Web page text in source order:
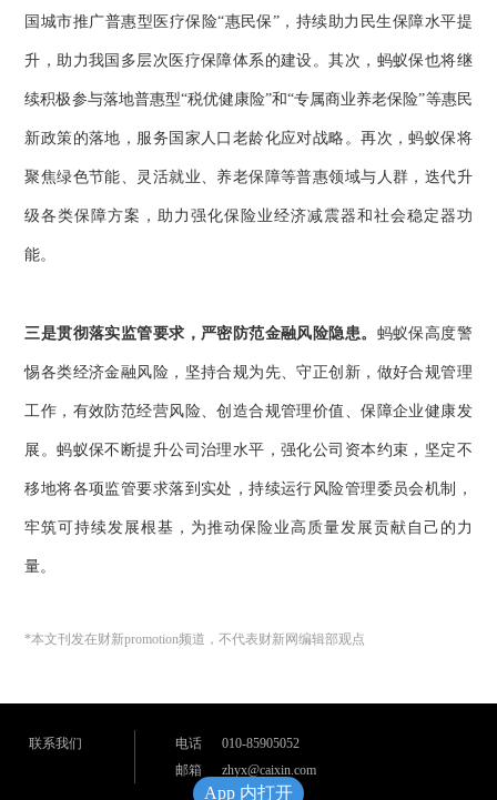
国城市推广普惠型医疗保险“惠民保”，持续助力民生保障水平提
升，助力我国多层次医疗保障体系的建设。其次，蚂蚁保也将继
续积极参与落地普惠型“税优健康险”和“专属商业养老保险”等惠民
新政策的落地，服务国家人口老龄化应对战略。再次，蚂蚁保将
聚焦绿色节能、灵活就业、养老保障等普惠领域与人群，迭代升
级各类保障方案，助力强化保险业经济减震器和社会稳定器功
能。
三是贯彻落实监管要求，严密防范金融风险隐患。 蚂蚁保高度警
惕各类经济金融风险，坚持合规为先、守正创新，做好合规管理
工作，有效防范经营风险、创造合规管理价值、保障企业健康发
展。蚂蚁保不断提升公司治理水平，强化公司资本约束，坚定不
移地将各项监管要求落到实处，持续运行风险管理委员会机制，
牢筑可持续发展根基，为推动保险业高质量发展贡献自己的力
量。
*本文刊发在财新promotion频道，不代表财新网编辑部观点
联系我们 电话
010-85905052
邮箱
zhyx@caixin.com
App 内打开